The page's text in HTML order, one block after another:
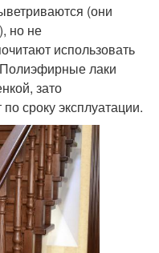
(они
но не
использовать
лаки
зато
сроку эксплуатации.